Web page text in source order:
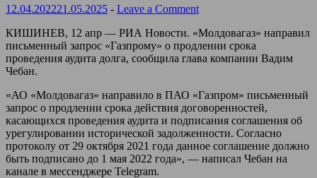
12.04.202221.05.2025 - Leave a Comment
КИШИНЕВ, 12 апр — РИА Новости. «Молдовагаз» направил
письменный запрос «Газпрому» о продлении срока
проведения аудита долга, сообщила глава компании Вадим
Чебан.
«АО «Молдовагаз» направило в ПАО «Газпром» письменный
запрос о продлении срока действия договоренностей,
касающихся проведения аудита и подписания соглашения об
урегулировании исторической задолженности. Согласно
протоколу от 29 октября 2021 года данное соглашение должно
быть подписано до 1 мая 2022 года», — написал Чебан на
канале в мессенджере Telegram.